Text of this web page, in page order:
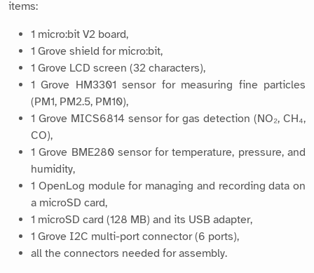
items:
1 micro:bit V2 board,
1 Grove shield for micro:bit,
1 Grove LCD screen (32 characters),
1 Grove HM3301 sensor for measuring fine particles
(PM1, PM2.5, PM10),
1 Grove MICS6814 sensor for gas detection (NO₂, CH₄,
CO),
1 Grove BME280 sensor for temperature, pressure, and
humidity,
1 OpenLog module for managing and recording data on
a microSD card,
1 microSD card (128 MB) and its USB adapter,
1 Grove I2C multi-port connector (6 ports),
all the connectors needed for assembly.